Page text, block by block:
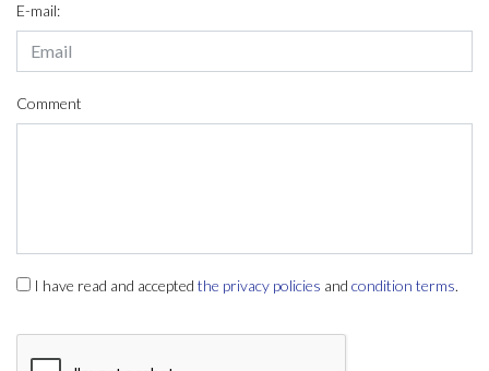
E-mail:
Comment
I have read and accepted the privacy policies and condition terms.